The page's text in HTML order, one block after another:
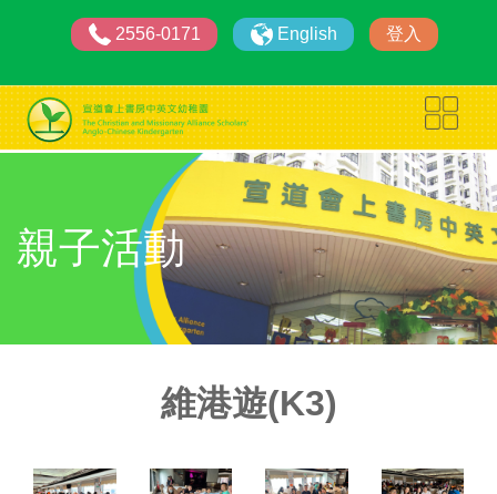
2556-0171 English 登入
親子活動
維港遊(K3)